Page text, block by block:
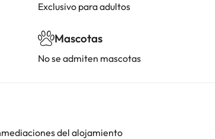
Exclusivo para adultos
Mascotas
No se admiten mascotas
del alojamiento